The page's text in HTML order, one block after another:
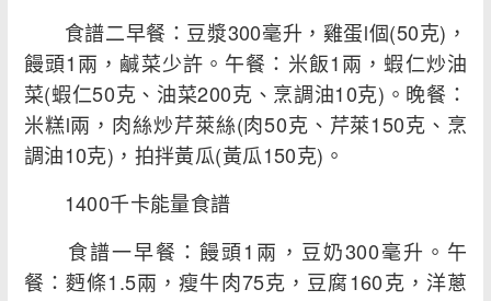
食譜二早餐：豆漿300毫升，雞蛋l個(50克)，
饅頭1兩，鹹菜少許。午餐：米飯1兩，蝦仁炒油
菜(蝦仁50克、油菜200克、烹調油10克)。晚餐：
米糕l兩，肉絲炒芹萊絲(肉50克、芹萊150克、烹
調油10克)，拍拌黃瓜(黃瓜150克)。
1400千卡能量食譜
食譜一早餐：饅頭1兩，豆奶300毫升。午
餐：麪條1.5兩，瘦牛肉75克，豆腐160克，洋蔥